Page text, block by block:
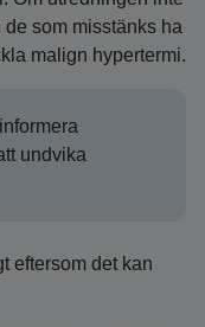
som misstänks ha
malign hypertermi.
undvika
eftersom det kan